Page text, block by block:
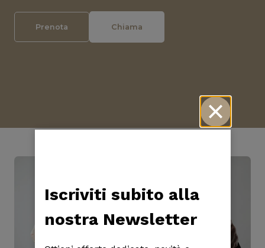
Prenota Chiama
Iscriviti subito alla
nostra Newsletter